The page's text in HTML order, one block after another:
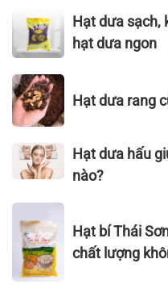
nhiên
TẾ
CÔNG
NGHIỆP
THỰC
PHẨM
VIỆT
–
VIETNAM
RANG
MỘC
–
VỊ
NGUYÊN
BẢN,
NGON
KHÓ
Hạt
dưa
sạch,
không
phẩm
màu,
cách
chọn
hạt
ngon
Hạt dưa sạch,
hạt dưa ngon
Hạt
dưa
rang
củi
là
hạt
dưa
gì?
Hạt dưa rang
Hạt
dưa
giúp
đẹp
da
và
Hạt dưa hấu
nào?
bí
Thái
Sơn
Hạt bí Thái
chất lượng